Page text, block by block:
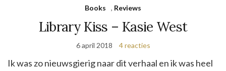
Books , Reviews
Library Kiss – Kasie West
6 april 2018 4 reacties
Ik was zo nieuwsgierig naar dit verhaal en ik was heel